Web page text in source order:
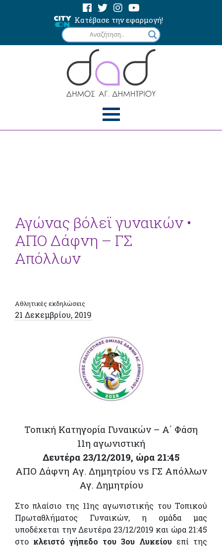
Κατέβασε την εφαρμογή!
Αγώνας βόλεϊ γυναικών •
ΑΠΟ Δάφνη – ΓΣ
Απόλλων
Αθλητικές εκδηλώσεις
21 Δεκεμβρίου, 2019
Τοπική Κατηγορία Γυναικών – Α΄ Φάση
11η αγωνιστική
Δευτέρα 23/12/2019, ώρα 21:45
ΑΠΟ Δάφνη Αγ. Δημητρίου vs ΓΣ Απόλλων
Αγ. Δημητρίου
Στο πλαίσιο της 11ης αγωνιστικής του Τοπικού
Πρωταθλήματος Γυναικών, η ομάδα μας
υποδέχεται την Δευτέρα 23/12/2019 και ώρα 21:45
στο κλειστό γήπεδο του 3ου Λυκείου επί της